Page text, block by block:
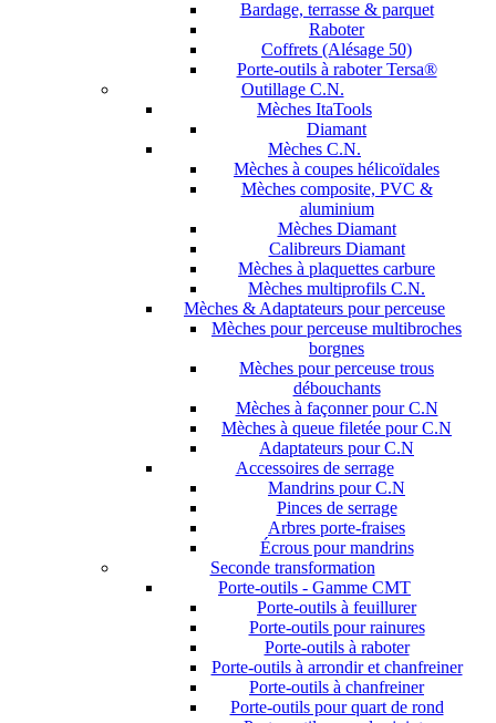
Bardage, terrasse & parquet
Raboter
Coffrets (Alésage 50)
Porte-outils à raboter Tersa®
Outillage C.N.
Mèches ItaTools
Diamant
Mèches C.N.
Mèches à coupes hélicoïdales
Mèches composite, PVC &
aluminium
Mèches Diamant
Calibreurs Diamant
Mèches à plaquettes carbure
Mèches multiprofils C.N.
Mèches & Adaptateurs pour perceuse
Mèches pour perceuse multibroches
borgnes
Mèches pour perceuse trous
débouchants
Mèches à façonner pour C.N
Mèches à queue filetée pour C.N
Adaptateurs pour C.N
Accessoires de serrage
Mandrins pour C.N
Pinces de serrage
Arbres porte-fraises
Écrous pour mandrins
Seconde transformation
Porte-outils - Gamme CMT
Porte-outils à feuillurer
Porte-outils pour rainures
Porte-outils à raboter
Porte-outils à arrondir et chanfreiner
Porte-outils à chanfreiner
Porte-outils pour quart de rond